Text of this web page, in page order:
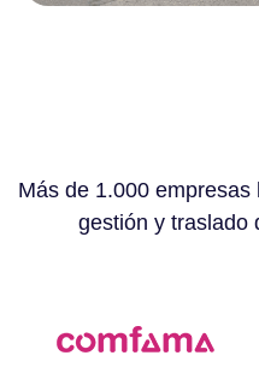
Más de 1.000
gestión y traslado